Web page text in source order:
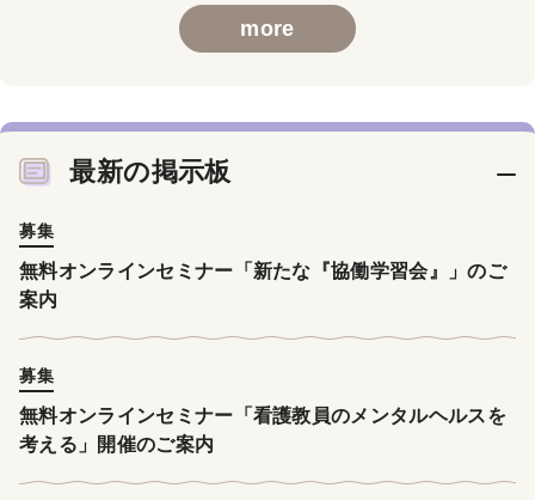
more
最新の掲示板
募集
無料オンラインセミナー「新たな『協働学習会』」のご
案内
募集
無料オンラインセミナー「看護教員のメンタルヘルスを
考える」開催のご案内